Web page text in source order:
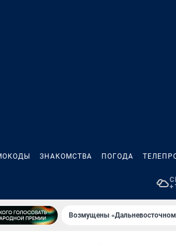
ЗНАКОМСТВА ПОГОДА
Возмущены